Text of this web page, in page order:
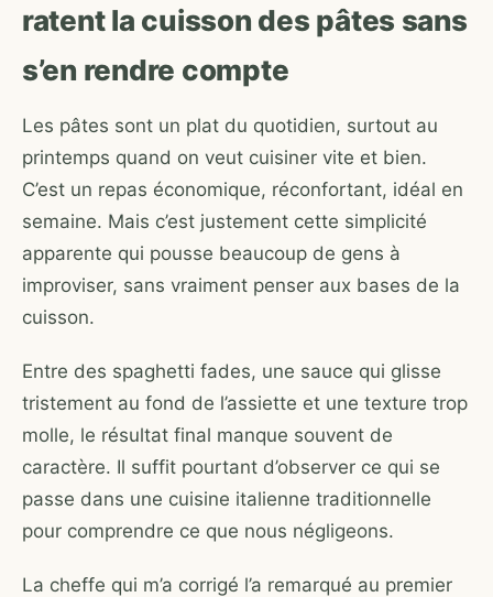
ratent la cuisson des pâtes sans
s’en rendre compte
Les pâtes sont un plat du quotidien, surtout au
printemps quand on veut cuisiner vite et bien.
C’est un repas économique, réconfortant, idéal en
semaine. Mais c’est justement cette simplicité
apparente qui pousse beaucoup de gens à
improviser, sans vraiment penser aux bases de la
cuisson.
Entre des spaghetti fades, une sauce qui glisse
tristement au fond de l’assiette et une texture trop
molle, le résultat final manque souvent de
caractère. Il suffit pourtant d’observer ce qui se
passe dans une cuisine italienne traditionnelle
pour comprendre ce que nous négligeons.
La cheffe qui m’a corrigé l’a remarqué au premier